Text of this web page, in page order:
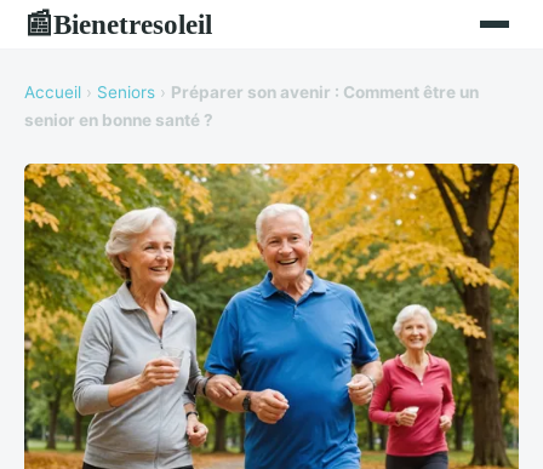
📰Bienetresoleil
Accueil › Seniors › Préparer son avenir : Comment être un
senior en bonne santé ?